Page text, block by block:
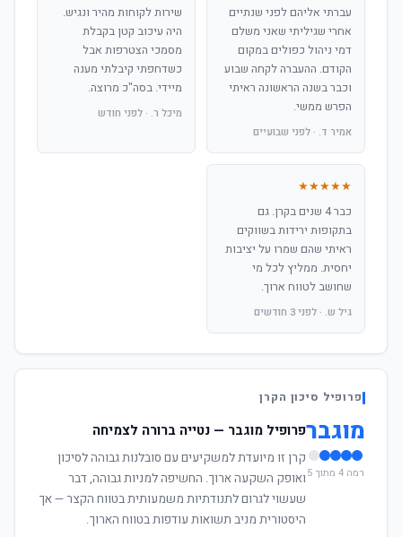
עברתי אליהם לפני שנתיים
אחרי שגיליתי שאני משלם
דמי ניהול כפולים במקום
הקודם. ההעברה לקחה שבוע
וכבר בשנה הראשונה ראיתי
הפרש ממשי.
אמיר ד. · לפני שבועיים
שירות לקוחות מהיר ונגיש.
היה עיכוב קטן בקבלת
מסמכי הצטרפות אבל
כשדחפתי קיבלתי מענה
מיידי. בסה"כ מרוצה.
מיכל ר. · לפני חודש
★★★★★
כבר 4 שנים בקרן. גם
בתקופות ירידות בשווקים
ראיתי שהם שמרו על יציבות
יחסית. ממליץ לכל מי
שחושב לטווח ארוך.
גיל ש. · לפני 3 חודשים
פרופיל סיכון הקרן
מוגבר
רמה 4 מתוך 5
פרופיל מוגבר — נטייה ברורה לצמיחה
קרן זו מיועדת למשקיעים עם סובלנות גבוהה לסיכון
ואופק השקעה ארוך. החשיפה למניות גבוהה, דבר
שעשוי לגרום לתנודתיות משמעותית בטווח הקצר — אך
היסטורית מניב תשואות עודפות בטווח הארוך.